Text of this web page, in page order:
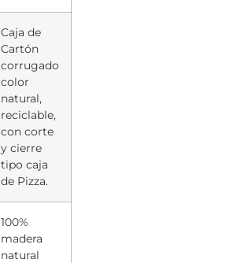
Caja de
Cartón
corrugado
color
natural,
reciclable,
con corte
y cierre
tipo caja
de Pizza.
100%
madera
natural